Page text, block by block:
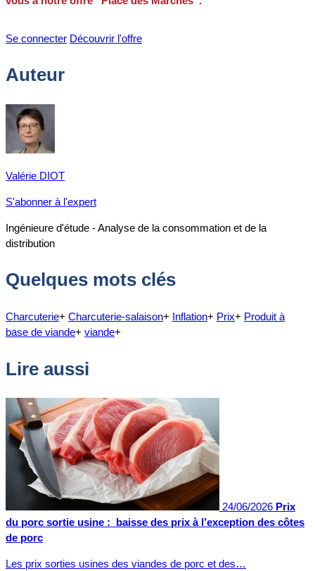
Se connecter Découvrir l'offre
Auteur
Valérie DIOT
S'abonner à l'expert
Ingénieure d'étude - Analyse de la consommation et de la
distribution
Quelques mots clés
Charcuterie+ Charcuterie-salaison+ Inflation+ Prix+ Produit à
base de viande+ viande+
Lire aussi
24/06/2026 Prix
du porc sortie usine : baisse des prix à l’exception des côtes
de porc
Les prix sorties usines des viandes de porc et des…